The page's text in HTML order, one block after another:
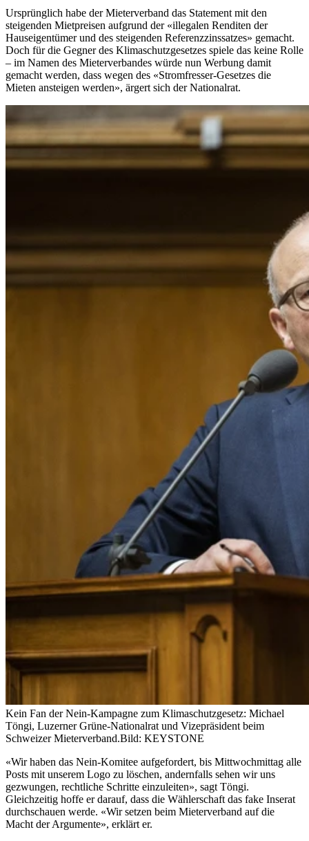
Ursprünglich habe der Mieterverband das Statement mit den
steigenden Mietpreisen aufgrund der «illegalen Renditen der
Hauseigentümer und des steigenden Referenzzinssatzes» gemacht.
Doch für die Gegner des Klimaschutzgesetzes spiele das keine Rolle
– im Namen des Mieterverbandes würde nun Werbung damit
gemacht werden, dass wegen des «Stromfresser-Gesetzes die
Mieten ansteigen werden», ärgert sich der Nationalrat.
Kein Fan der Nein-Kampagne zum Klimaschutzgesetz: Michael
Töngi, Luzerner Grüne-Nationalrat und Vizepräsident beim
Schweizer Mieterverband.Bild: KEYSTONE
«Wir haben das Nein-Komitee aufgefordert, bis Mittwochmittag alle
Posts mit unserem Logo zu löschen, andernfalls sehen wir uns
gezwungen, rechtliche Schritte einzuleiten», sagt Töngi.
Gleichzeitig hoffe er darauf, dass die Wählerschaft das fake Inserat
durchschauen werde. «Wir setzen beim Mieterverband auf die
Macht der Argumente», erklärt er.